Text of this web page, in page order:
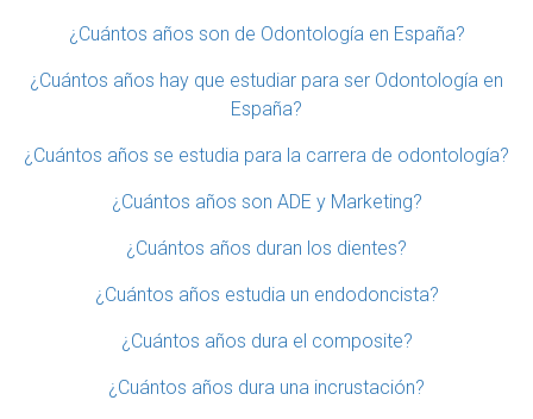
¿Cuántos años son de Odontología en España?
¿Cuántos años hay que estudiar para ser Odontología en
España?
¿Cuántos años se estudia para la carrera de odontología?
¿Cuántos años son ADE y Marketing?
¿Cuántos años duran los dientes?
¿Cuántos años estudia un endodoncista?
¿Cuántos años dura el composite?
¿Cuántos años dura una incrustación?